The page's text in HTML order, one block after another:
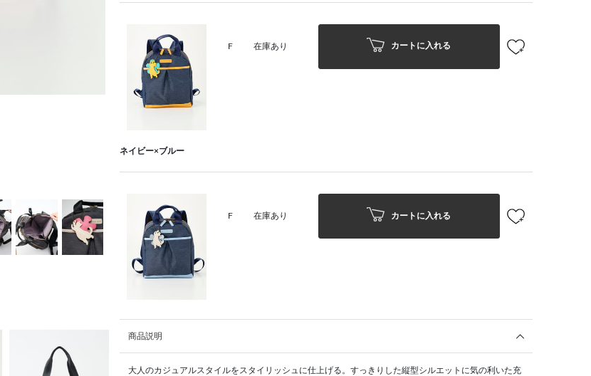
F 在庫あり カートに入れる
ネイビー×ブルー
F 在庫あり カートに入れる
商品説明
大人のカジュアルスタイルをスタイリッシュに仕上げる。すっきりした縦型シルエットに気の利いた充